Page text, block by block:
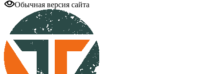
Обычная версия сайта